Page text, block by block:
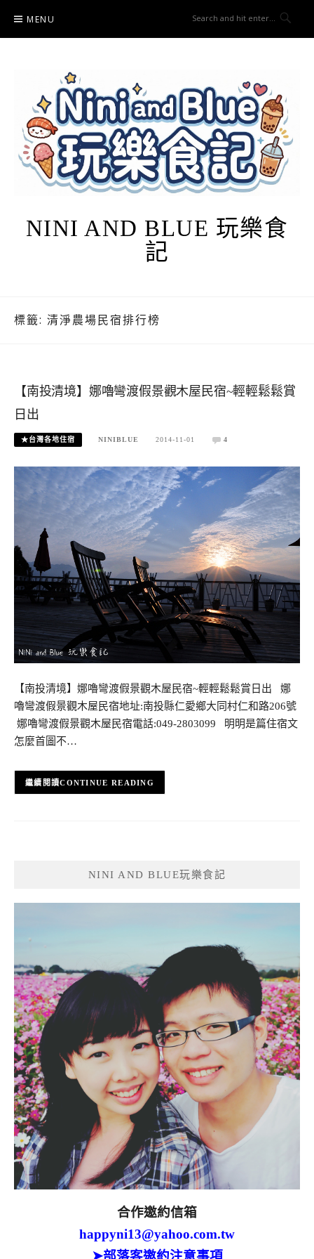
content
MENU
NINI AND BLUE 玩樂食
記
標籤: 清淨農場民宿排行榜
【南投清境】娜嚕彎渡假景觀木屋民宿~輕輕鬆鬆賞
日出
★台灣各地住宿 NINIBLUE 2014-11-01 4
【南投清境】娜嚕彎渡假景觀木屋民宿~輕輕鬆鬆賞日出 娜
嚕彎渡假景觀木屋民宿地址:南投縣仁愛鄉大同村仁和路206號
娜嚕彎渡假景觀木屋民宿電話:049-2803099 明明是篇住宿文
怎麼首圖不…
CONTINUE READING
NINI AND BLUE玩樂食記
合作邀約信箱
happyni13@yahoo.com.tw
➤部落客邀約注意事項